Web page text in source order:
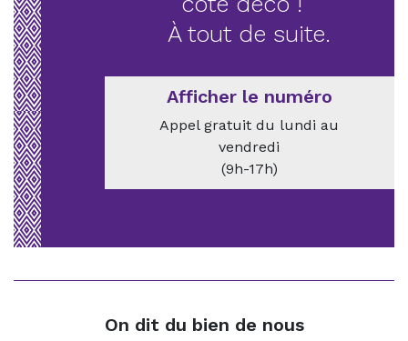
À tout de suite.
Afficher le numéro
Appel gratuit du lundi au
vendredi
(9h-17h)
On dit du bien de nous